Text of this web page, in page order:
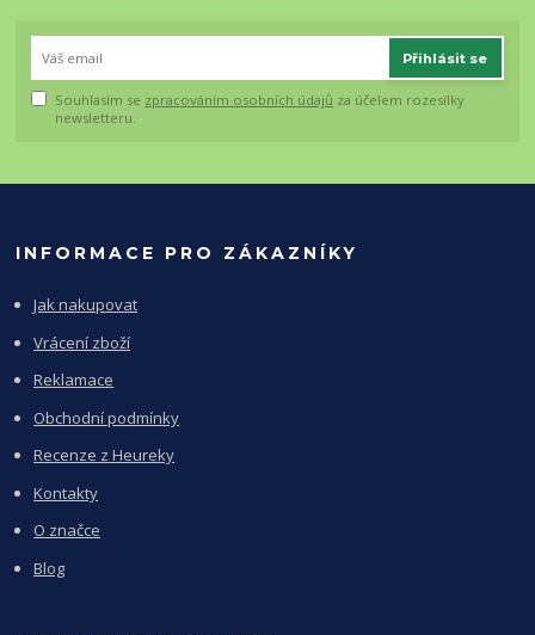
Přihlásit se
Souhlasím se zpracováním osobních údajů za účelem rozesílky
newsletteru.
INFORMACE PRO ZÁKAZNÍKY
Jak nakupovat
Vrácení zboží
Reklamace
Obchodní podmínky
Recenze z Heureky
Kontakty
O značce
Blog